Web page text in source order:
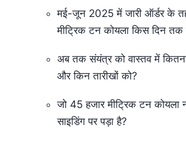
मई-जून 2025 में जारी ऑर्डर के
मीट्रिक टन कोयला किस दिन तक
अब तक संयंत्र को वास्तव में
और किन तारीखों को?
जो 45 हजार मीट्रिक टन कोयला
साइडिंग पर पड़ा है?